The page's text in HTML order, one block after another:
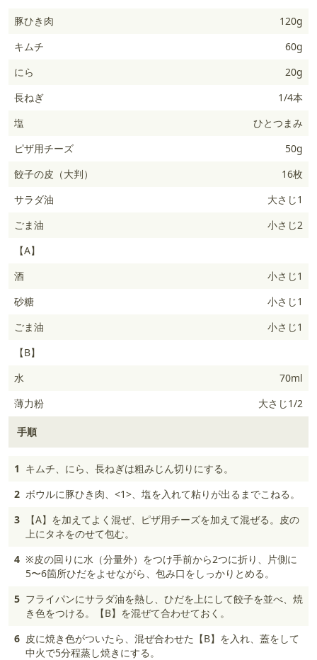
豚ひき肉
120g
キムチ
60g
にら
20g
長ねぎ
1/4本
塩
ひとつまみ
ピザ用チーズ
50g
餃子の皮（大判）
16枚
サラダ油
大さじ1
ごま油
小さじ2
【A】
酒
小さじ1
砂糖
小さじ1
ごま油
小さじ1
【B】
水
70ml
薄力粉
大さじ1/2
手順
1 キムチ、にら、長ねぎは粗みじん切りにする。
2 ボウルに豚ひき肉、<1>、塩を入れて粘りが出るまでこねる。
3
【A】を加えてよく混ぜ、ピザ用チーズを加えて混ぜる。皮の
上にタネをのせて包む。
4 ※皮の回りに水（分量外）をつけ手前から2つに折り、片側に
5〜6箇所ひだをよせながら、包み口をしっかりとめる。
5 フライパンにサラダ油を熱し、ひだを上にして餃子を並べ、焼
き色をつける。【B】を混ぜて合わせておく。
6 皮に焼き色がついたら、混ぜ合わせた【B】を入れ、蓋をして
中火で5分程蒸し焼きにする。